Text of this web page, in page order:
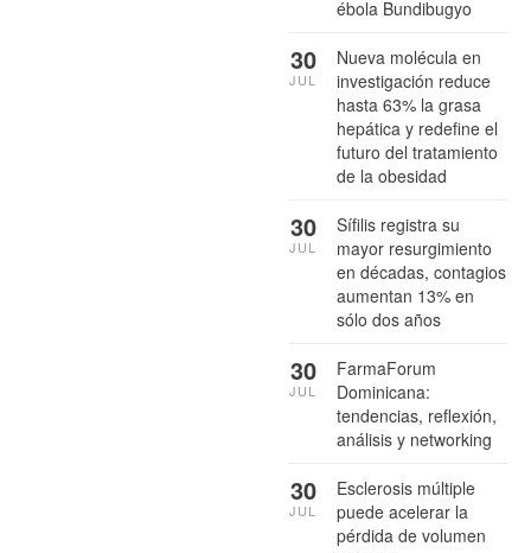
ébola Bundibugyo
Nueva molécula en
investigación reduce
hasta 63% la grasa
hepática y redefine el
futuro del tratamiento
de la obesidad
30
JUL
Sífilis registra su
mayor resurgimiento
en décadas, contagios
aumentan 13% en
sólo dos años
30
JUL
FarmaForum
Dominicana:
tendencias, reflexión,
análisis y networking
30
JUL
Esclerosis múltiple
puede acelerar la
pérdida de volumen
30
JUL